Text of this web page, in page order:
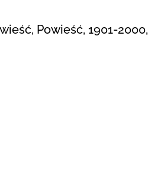
Powieść, 1901-2000,